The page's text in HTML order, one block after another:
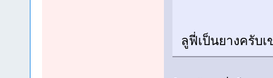
ลูฟี่เป็นยางครับ